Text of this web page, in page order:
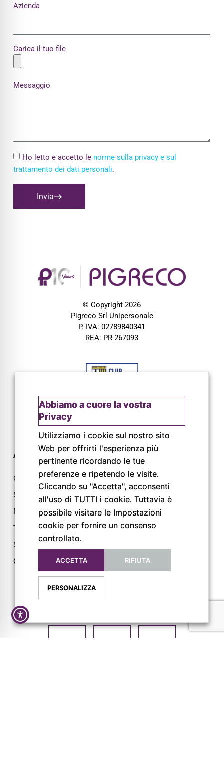
Azienda
Carica il tuo file
Messaggio
Ho letto e accetto le norme sulla privacy e sul
trattamento dei dati personali.
Invia
© Copyright 2026
Pigreco Srl Unipersonale
P. IVA: 02789840341
REA: PR-267093
AZIENDA
Chi siamo
Servizi
Magazine
Trail
Shop
Cataloghi
CONTATTI
Via L. Lama, 2
43044 Lemignano PR
Tel: 0521 805945
Mail:
Lavora con noi
Abbiamo a cuore la vostra
Privacy
Utilizziamo i cookie sul nostro sito
Web per offrirti l'esperienza più
pertinente ricordando le tue
preferenze e ripetendo le visite.
Cliccando su "Accetta", acconsenti
all'uso di TUTTI i cookie. Tuttavia è
possibile visitare le Impostazioni
cookie per fornire un consenso
controllato.
ACCETTA RIFIUTA
PERSONALIZZA